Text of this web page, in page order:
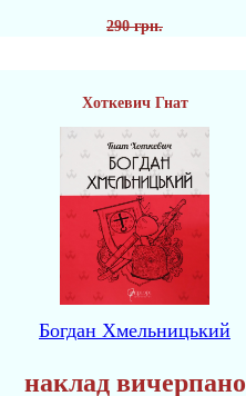
290 грн.
Хоткевич Гнат
Богдан Хмельницький
наклад вичерпано